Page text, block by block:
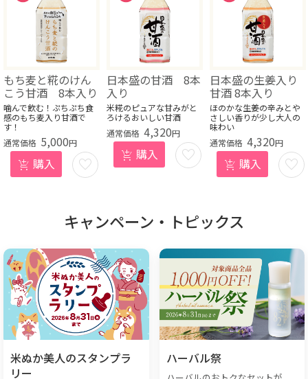
もち麦と糀のけん
こう甘酒 8本入り
噛んで飲む！ぷちぷち食
感のもち麦入り甘酒で
す！
お気
に入
する
5,000円
購入
日本盛の甘酒 8本
入り
米糀のピュアな甘みがと
ろけるおいしい甘酒
お気
に入
する
4,320円
購入
日本盛の生姜入り
甘酒 8本入り
ほのかな生姜の辛みとや
さしい香りが少し大人の
味わい
お気
に入
4,320円
購入
キャンペーン・トピックス
米ぬか美人のスタンプラ
リー
ハーバル祭